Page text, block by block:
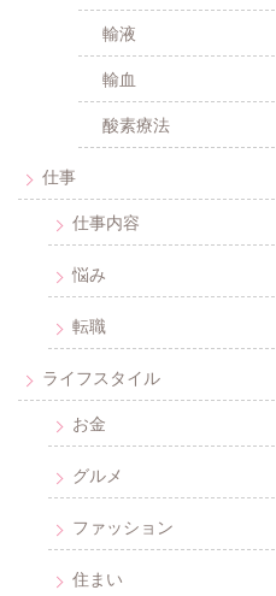
輸液
輸血
酸素療法
仕事
仕事内容
悩み
転職
ライフスタイル
お金
グルメ
ファッション
住まい